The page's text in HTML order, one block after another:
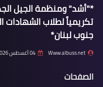
تقارير
في اليوم العالمي
الفلسطيني قاوم
*"أشد" ومنظمة الجيل
تكريمياً لطلاب
جنوب لبنان*
Www.albuss.net 04 أغسطس 2026
الصفحات